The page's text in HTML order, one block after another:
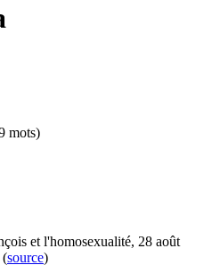
mots)
et l'homosexualité, 28 août
(source)